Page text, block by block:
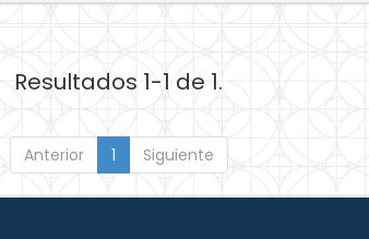
Resultados 1-1 de 1.
Anterior 1 Siguiente